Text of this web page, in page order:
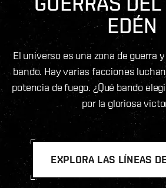
EDÉN
El universo es una zona de guerra
bando. Hay varias facciones
potencia de fuego. ¿Qué bando
por la gloriosa
EXPLORA LAS LÍNEAS